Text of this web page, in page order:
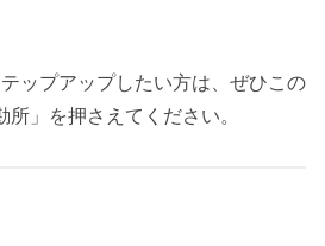
ップアップしたい方は、ぜひこの
」を押さえてください。